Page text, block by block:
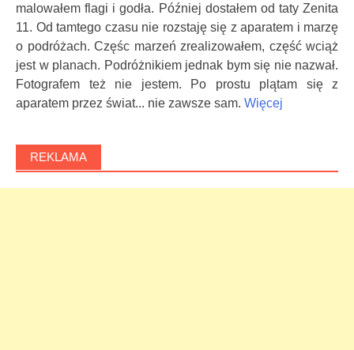
malowałem flagi i godła. Później dostałem od taty Zenita
11. Od tamtego czasu nie rozstaję się z aparatem i marzę
o podróżach. Częśc marzeń zrealizowałem, część wciąż
jest w planach. Podróżnikiem jednak bym się nie nazwał.
Fotografem też nie jestem. Po prostu plątam się z
aparatem przez świat... nie zawsze sam. Więcej
REKLAMA